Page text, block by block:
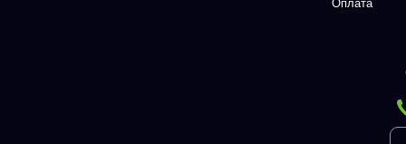
Оплата